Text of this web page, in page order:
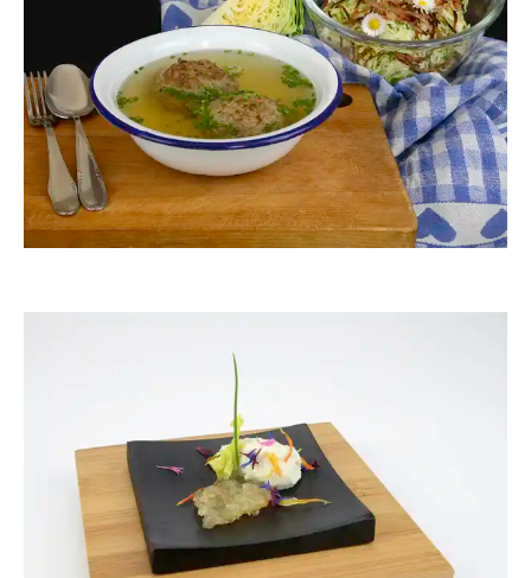
ThommyWeiss